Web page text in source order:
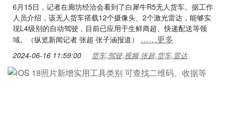
6月15日，记者在廊坊经洽会看到了白犀牛R5无人货车。据工作
人员介绍，该无人货车搭载12个摄像头、2个激光雷达，能够实
现L4级别的自动驾驶，目前已应用于生鲜商超、快递配送等领
域。（纵览新闻记者 张超 张子涵报道） ……更多
2024-06-16 11:59:00 货车,驾驶,视频,张超,货车,雷达